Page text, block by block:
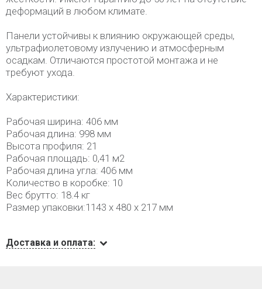
деформаций в любом климате.
Панели устойчивы к влиянию окружающей среды,
ультрафиолетовому излучению и атмосферным
осадкам. Отличаются простотой монтажа и не
требуют ухода.
Характеристики:
Рабочая ширина: 406 мм
Рабочая длина: 998 мм
Высота профиля: 21
Рабочая площадь: 0,41 м2
Рабочая длина угла: 406 мм
Количество в коробке: 10
Вес брутто: 18.4 кг
Размер упаковки:1143 x 480 x 217 мм
Доставка и оплата: